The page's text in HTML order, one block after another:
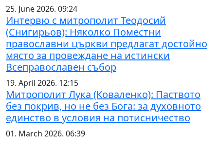
25. June 2026. 09:24
Интервю с митрополит Теодосий
(Снигирьов): Няколко Поместни
православни църкви предлагат достойно
място за провеждане на истински
Всеправославен събор
19. April 2026. 12:15
Митрополит Лука (Коваленко): Паството
без покрив, но не без Бога: за духовното
единство в условия на потисничество
01. March 2026. 06:39